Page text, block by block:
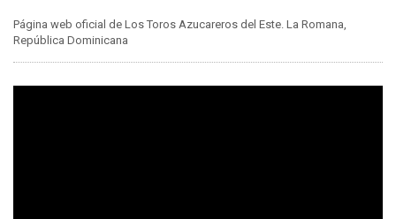
Página web oficial de Los Toros Azucareros del Este. La Romana,
República Dominicana